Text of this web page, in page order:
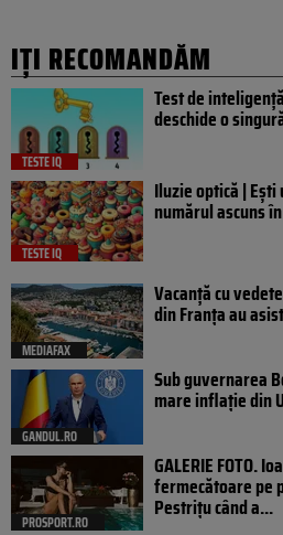
IȚI RECOMANDĂM
TESTE IQ
Test de
deschide o
TESTE IQ
Iluzie optică |
numărul ascuns
MEDIAFAX
Vacanță cu
din Franța au
GANDUL.RO
Sub guvernarea
mare inflație din
PROSPORT.RO
GALERIE FOTO.
fermecătoare pe
Pestrițu când a...